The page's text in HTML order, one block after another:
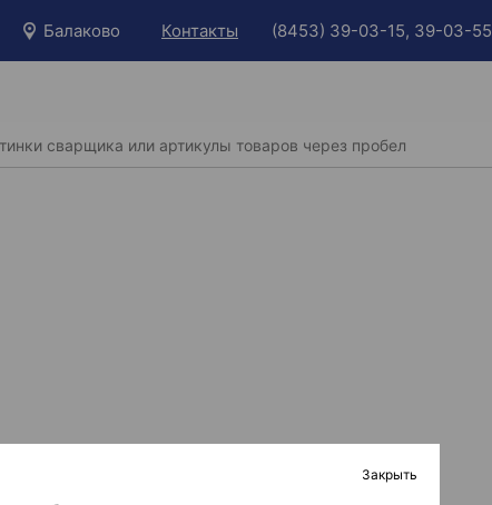
Балаково Контакты (8453) 39-03-15, 39-03-55
Закрыть